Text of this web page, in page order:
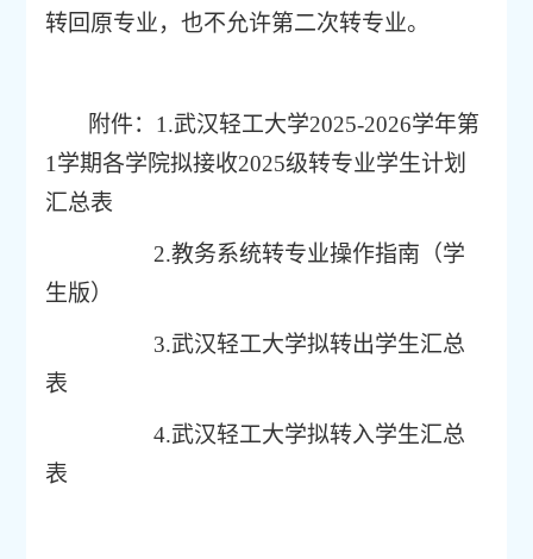
转回原专业，也不允许第二次转专业。
附件： 1.武汉轻工大学2025-2026学年第
1 学期各学院拟接收2025级转专业学生计划
汇总表
2.教务系统转专业操作指南（学
生版）
3.武汉轻工大学拟转出学生汇总
表
4.武汉轻工大学拟转入学生汇总
表